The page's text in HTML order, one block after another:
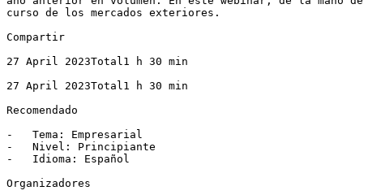
curso de los mercados exteriores.
Compartir
27 April 2023Total1 h 30 min
27 April 2023Total1 h 30 min
Recomendado
-   Tema: Empresarial
-   Nivel: Principiante
-   Idioma: Español
Organizadores